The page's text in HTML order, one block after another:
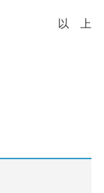
以 上